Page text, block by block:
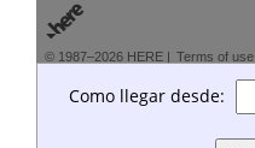
© 1987–2026 HERE | Terms of use
Como llegar desde: